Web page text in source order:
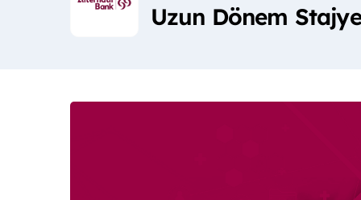
Uzun Dönem